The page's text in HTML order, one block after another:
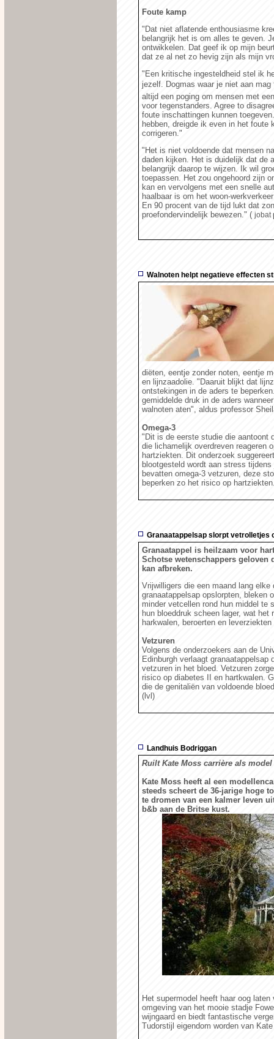
Foute kamp
"Dat niet aflatende enthousiasme
belangrijk het is om alles te geven.
ontwikkelen. Dat geef ik op mijn
dat ze al net zo hevig zijn als mijn
"Een kritische ingesteldheid stel ik
jezelf. Dogmas waar je niet aan
altijd een poging om mensen met
voor tegenstanders. Agree to
foute inschattingen kunnen
hebben, dreigde ik even in het foute
corrigeren."
"Het is niet voldoende dat mensen
daden kijken. Het is duidelijk dat de
belangrijk daarop te wijzen. Ik wil
toepassen. Het zou ongehoord zijn
kan en vervolgens met een snelle
haalbaar is om het woon-
En 90 procent van de tijd lukt dat
proefondervindelijk bewezen." ( jobat
Walnoten helpt negatieve effecten
diëten, eentje zonder noten, eentje
en lijnzaadolie. "Daaruit blijkt dat
ontstekingen in de aders te
gemiddelde druk in de aders
walnoten aten", aldus professor
Omega-3
"Dit is de eerste studie die aantoont
die lichamelijk overdreven reageren
hartziekten. Dit onderzoek
blootgesteld wordt aan stress
bevatten omega-3 vetzuren, deze
beperken zo het risico op
Granaatappelsap slorpt vetrolletjes
Granaatappel is heilzaam voor
Schotse wetenschappers
kan afbreken.
Vrijwilligers die een maand lang elke
granaatappelsap opslorpten, bleken
minder vetcellen rond hun middel te
hun bloeddruk scheen lager, wat het
harkwalen, beroerten en leverziekten
Vetzuren
Volgens de onderzoekers aan de
Edinburgh verlaagt granaatappelsap
vetzuren in het bloed. Vetzuren
risico op diabetes II en hartkwalen.
die de genitaliën van voldoende
(lvl)
Landhuis Bodriggan
Ruilt Kate Moss carrière als
Kate Moss heeft al een
steeds scheert de 36-jarige hoge
te dromen van een kalmer leven
b&b aan de Britse kust.
Het supermodel heeft haar oog
omgeving van het mooie stadje
wijngaard en biedt fantastische
Tudorstijl eigendom worden van